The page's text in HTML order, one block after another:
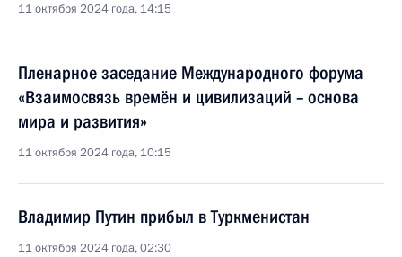
11 октября 2024 года, 14:15
Пленарное заседание Международного форума
«Взаимосвязь времён и цивилизаций – основа
мира и развития»
11 октября 2024 года, 10:15
Владимир Путин прибыл в Туркменистан
11 октября 2024 года, 02:30